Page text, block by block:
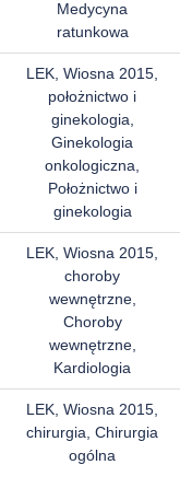
Medycyna
ratunkowa
LEK, Wiosna 2015,
położnictwo i
ginekologia,
Ginekologia
onkologiczna,
Położnictwo i
ginekologia
LEK, Wiosna 2015,
choroby
wewnętrzne,
Choroby
wewnętrzne,
Kardiologia
LEK, Wiosna 2015,
chirurgia, Chirurgia
ogólna